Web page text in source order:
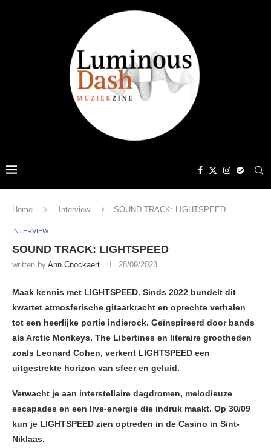
Home Interview SOUND TRACK: LIGHTSPEED
INTERVIEW
SOUND TRACK: LIGHTSPEED
written by Ann Cnockaert 28/09/2023
Maak kennis met LIGHTSPEED. Sinds 2022 bundelt dit
kwartet atmosferische gitaarkracht en oprechte verhalen
tot een heerlijke portie indierock. Geïnspireerd door bands
als Arctic Monkeys, The Libertines en literaire grootheden
zoals Leonard Cohen, verkent LIGHTSPEED een
uitgestrekte horizon van sfeer en geluid.
Verwacht je aan interstellaire dagdromen, melodieuze
escapades en een live-energie die indruk maakt. Op 30/09
kun je LIGHTSPEED zien optreden in de Casino in Sint-
Niklaas.